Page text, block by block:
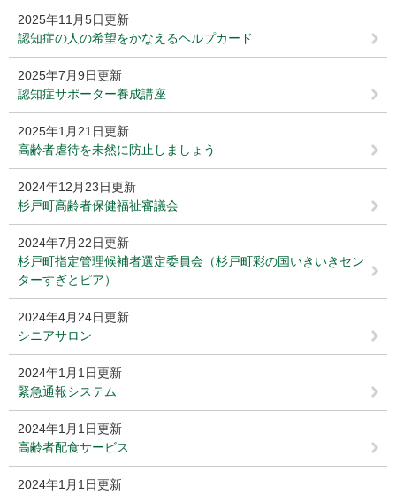
2025年11月5日更新
認知症の人の希望をかなえるヘルプカード
2025年7月9日更新
認知症サポーター養成講座
2025年1月21日更新
高齢者虐待を未然に防止しましょう
2024年12月23日更新
杉戸町高齢者保健福祉審議会
2024年7月22日更新
杉戸町指定管理候補者選定委員会（杉戸町彩の国いきいきセン
ターすぎとピア）
2024年4月24日更新
シニアサロン
2024年1月1日更新
緊急通報システム
2024年1月1日更新
高齢者配食サービス
2024年1月1日更新